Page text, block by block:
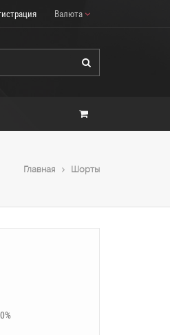
Валюта
Главная Шорты